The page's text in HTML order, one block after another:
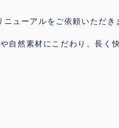
ューアルをご依頼いただき
自然素材にこだわり、長く